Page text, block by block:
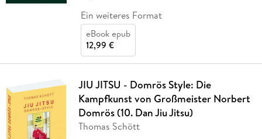
Ein weiteres Format
eBook epub
12,99 €
JIU JITSU - Domrös Style: Die
Kampfkunst von Großmeister Norbert
Domrös (10. Dan Jiu Jitsu)
Thomas Schött